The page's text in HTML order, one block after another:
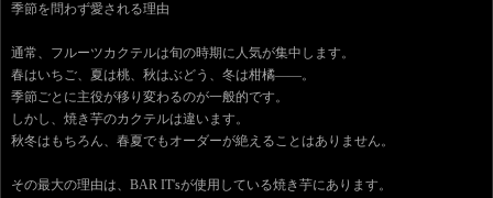
季節を問わず愛される理由
通常、フルーツカクテルは旬の時期に人気が集中します。
春はいちご、夏は桃、秋はぶどう、冬は柑橘――。
季節ごとに主役が移り変わるのが一般的です。
しかし、焼き芋のカクテルは違います。
秋冬はもちろん、春夏でもオーダーが絶えることはありません。
その最大の理由は、BAR IT'sが使用している焼き芋にあります。